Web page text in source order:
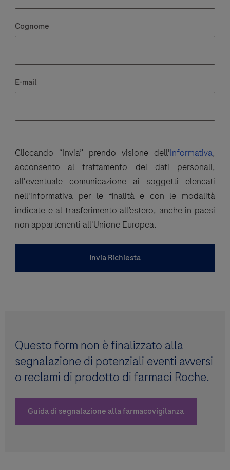
Cliccando “Invia” prendo visione dell'Informativa,
acconsento al trattamento dei dati personali,
all'eventuale comunicazione ai soggetti elencati
nell'informativa per le finalità e con le modalità
indicate e al trasferimento all’estero, anche in paesi
non appartenenti all'Unione Europea.
Invia Richiesta
Questo form non è finalizzato alla
segnalazione di potenziali eventi avversi
o reclami di prodotto di farmaci Roche.
Guida di segnalazione alla farmacovigilanza